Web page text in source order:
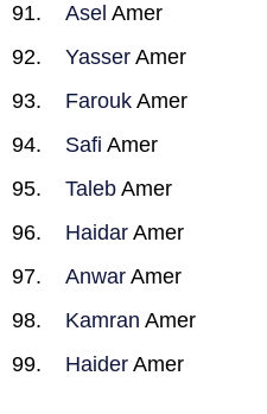
Asel Amer
Yasser Amer
Farouk Amer
Safi Amer
Taleb Amer
Haidar Amer
Anwar Amer
Kamran Amer
Haider Amer